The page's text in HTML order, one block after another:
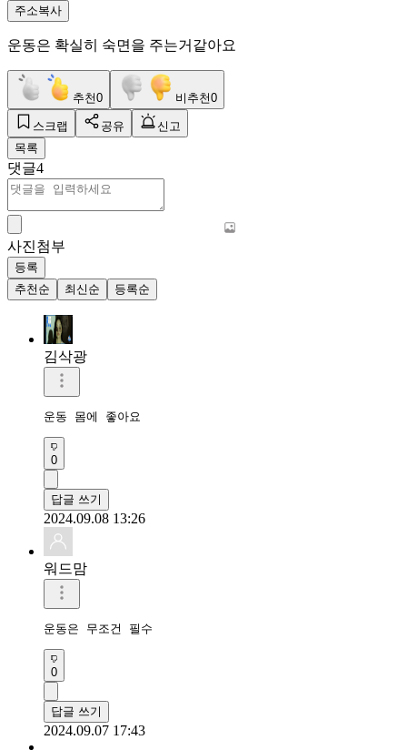
주소복사
운동은 확실히 숙면을 주는거같아요
추천0 비추천0
스크랩 공유
신고
목록
댓글4
사진첨부
등록
추천순
최신순 등록순
김삭광
운동 몸에 좋아요
0
답글 쓰기
2024.09.08 13:26
워드맘
운동은 무조건 필수
0
답글 쓰기
2024.09.07 17:43